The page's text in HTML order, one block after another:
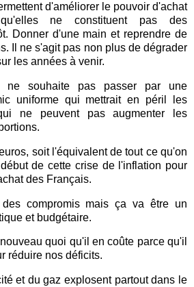
d'améliorer le pouvoir d'achat
ne constituent pas des
Donner d'une main et reprendre de
Il ne s'agit pas non plus de dégrader
les années à venir.
ne souhaite pas passer par une
uniforme qui mettrait en péril les
ne peuvent pas augmenter les
soit l'équivalent de tout ce qu'on
de cette crise de l'inflation pour
des Français.
compromis mais ça va être un
et budgétaire.
quoi qu'il en coûte parce qu'il
réduire nos déficits.
et du gaz explosent partout dans le